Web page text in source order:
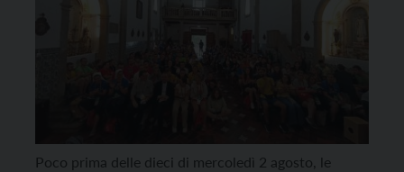
Poco prima delle dieci di mercoledì 2 agosto, le